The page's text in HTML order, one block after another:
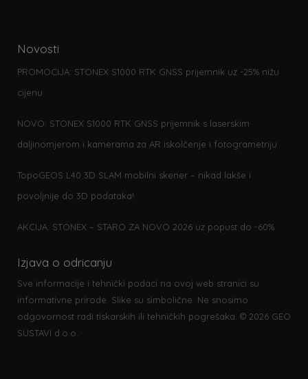
Novosti
PROMOCIJA: STONEX S1000 RTK GNSS prijemnik uz -25% nižu
cijenu
NOVO: STONEX S1000 RTK GNSS prijemnik s laserskim
daljinomjerom i kamerama za AR iskolčenje i fotogrametriju
TopoGEOS L40 3D SLAM mobilni skener – nikad lakše i
povoljnije do 3D podataka!
AKCIJA: STONEX – STARO ZA NOVO 2026 uz popust do -60%
Izjava o odricanju
Sve informacije i tehnički podaci na ovoj web stranici su
informativne prirode. Slike su simbolične. Ne snosimo
odgovornost radi tiskarskih ili tehničkih pogrešaka. © 2026 GEO
SUSTAVI d.o.o.